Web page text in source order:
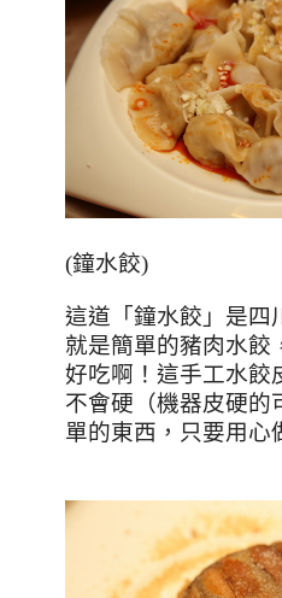
(鐘水餃)
這道「鐘水餃」是四
就是簡單的豬肉水餃
好吃啊！這手工水餃
不會硬（機器皮硬的
單的東西，只要用心